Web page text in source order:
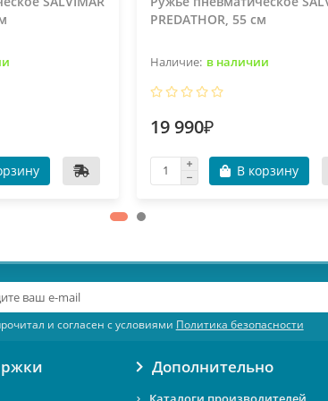
PREDATHOR, 55 см
в наличии
19 990₽
В корзину
и согласен с условиями Политика безопасности
Дополнительно